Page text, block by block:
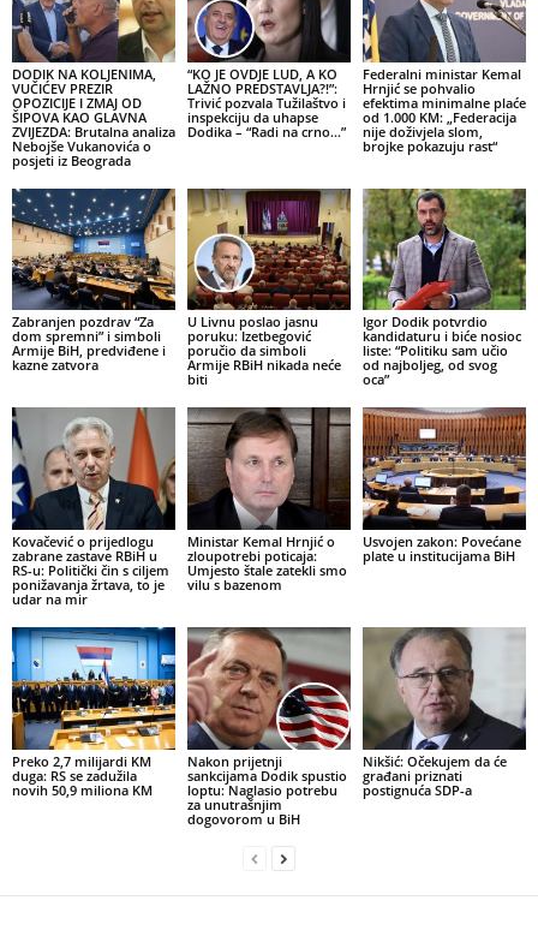
DODIK NA KOLJENIMA,
VUČIĆEV PREZIR
OPOZICIJE I ZMAJ OD
ŠIPOVA KAO GLAVNA
ZVIJEZDA: Brutalna analiza
Nebojše Vukanovića o
posjeti iz Beograda
“KO JE OVDJE LUD, A KO
LAŽNO PREDSTAVLJA?!”:
Trivić pozvala Tužilaštvo i
inspekciju da uhapse
Dodika – “Radi na crno…”
Federalni ministar Kemal
Hrnjić se pohvalio
efektima minimalne plaće
od 1.000 KM: „Federacija
nije doživjela slom,
brojke pokazuju rast“
Zabranjen pozdrav “Za
dom spremni” i simboli
Armije BiH, predviđene i
kazne zatvora
U Livnu poslao jasnu
poruku: Izetbegović
poručio da simboli
Armije RBiH nikada neće
biti
Igor Dodik potvrdio
kandidaturu i biće nosioc
liste: “Politiku sam učio
od najboljeg, od svog
oca”
Kovačević o prijedlogu
zabrane zastave RBiH u
RS-u: Politički čin s ciljem
ponižavanja žrtava, to je
udar na mir
Ministar Kemal Hrnjić o
zloupotrebi poticaja:
Umjesto štale zatekli smo
vilu s bazenom
Usvojen zakon: Povećane
plate u institucijama BiH
Preko 2,7 milijardi KM
duga: RS se zadužila
novih 50,9 miliona KM
Nakon prijetnji
sankcijama Dodik spustio
loptu: Naglasio potrebu
za unutrašnjim
dogovorom u BiH
Nikšić: Očekujem da će
građani priznati
postignuća SDP-a